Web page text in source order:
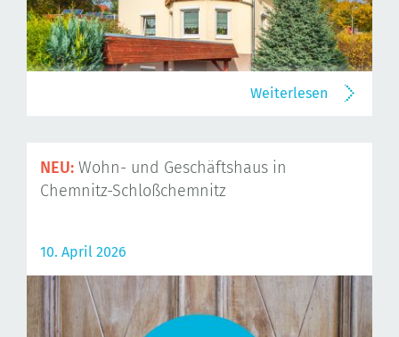
Weiterlesen
NEU: Wohn- und Geschäftshaus in
Chemnitz-Schloßchemnitz
10. April 2026